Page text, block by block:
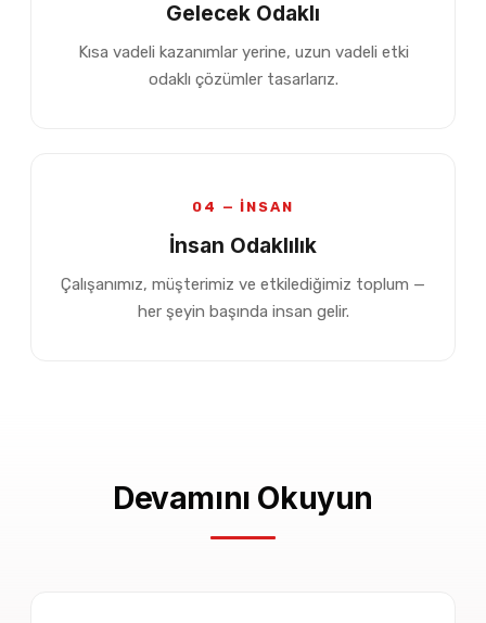
Gelecek Odaklı
Kısa vadeli kazanımlar yerine, uzun vadeli etki
odaklı çözümler tasarlarız.
04 — İNSAN
İnsan Odaklılık
Çalışanımız, müşterimiz ve etkilediğimiz toplum —
her şeyin başında insan gelir.
Devamını Okuyun